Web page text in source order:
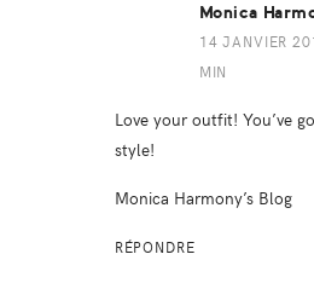
Monica
14 JANVIER
MIN
Love your outfit! You’ve
style!
Monica Harmony’s Blog
RÉPONDRE